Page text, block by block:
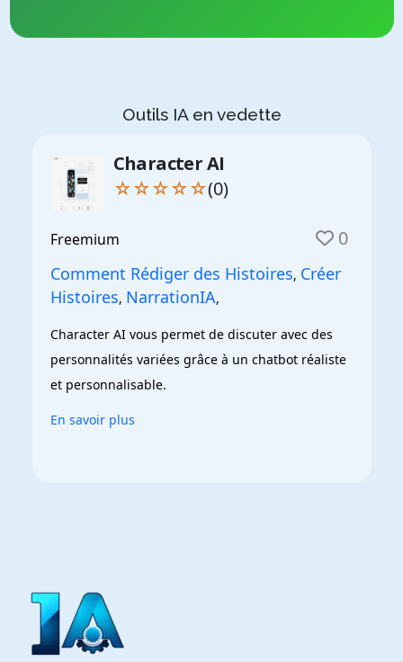
Outils IA en vedette
Character AI
☆☆☆☆☆(0)
Freemium 0
Comment Rédiger des Histoires, Créer
Histoires, NarrationIA,
Character AI vous permet de discuter avec des
personnalités variées grâce à un chatbot réaliste
et personnalisable.
En savoir plus